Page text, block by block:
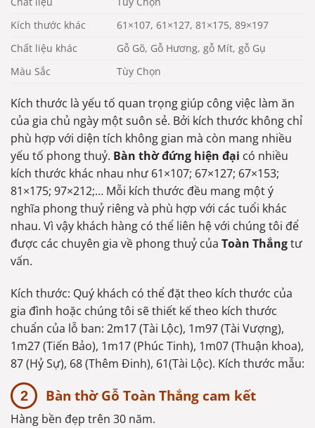
Kích thước khác
61×107, 61×127, 81×175, 89×197
Chất liệu khác
Gỗ Gõ, Gỗ Hương, gỗ Mít, gỗ Gụ
Màu Sắc
Tùy Chọn
Kích thước là yếu tố quan trọng giúp công việc làm ăn
của gia chủ ngày một suôn sẻ. Bởi kích thước không chỉ
phù hợp với diện tích không gian mà còn mang nhiều
yếu tố phong thuỷ. Bàn thờ đứng hiện đại có nhiều
kích thước khác nhau như 61×107; 67×127; 67×153;
81×175; 97×212;… Mỗi kích thước đều mang một ý
nghĩa phong thuỷ riêng và phù hợp với các tuổi khác
nhau. Vì vậy khách hàng có thể liên hệ với chúng tôi để
được các chuyên gia về phong thuỷ của Toàn Thắngtư
vấn.
Kích thước: Quý khách có thể đặt theo kích thước của
gia đình hoặc chúng tôi sẽ thiết kế theo kích thước
chuẩn của lỗ ban: 2m17 (Tài Lộc), 1m97 (Tài Vượng),
1m27 (Tiến Bảo), 1m17 (Phúc Tinh), 1m07 (Thuận khoa),
87 (Hỷ Sự), 68 (Thêm Đinh), 61(Tài Lộc). Kích thước mẫu:
Bàn thờ Gỗ Toàn Thắng cam kết
Hàng bền đẹp trên 30 năm.